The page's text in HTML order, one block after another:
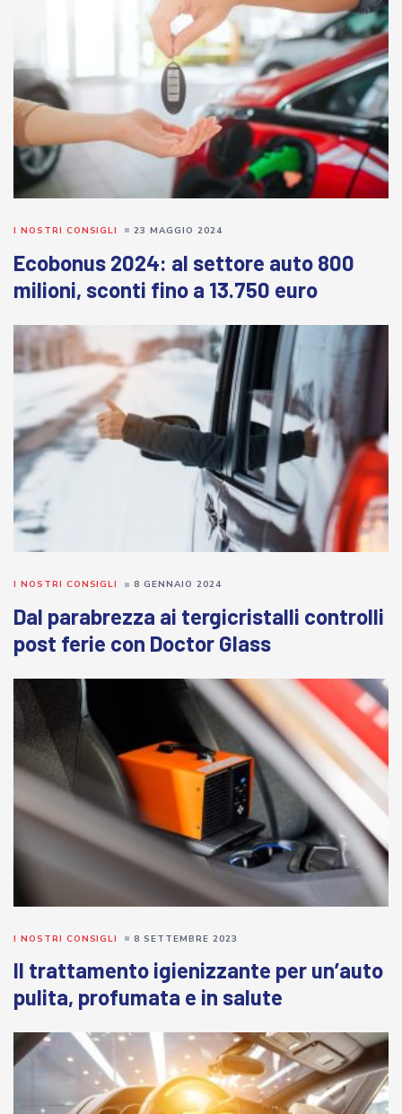
Ecobonus 2024: al settore auto 800
milioni, sconti fino a 13.750 euro
I NOSTRI CONSIGLI 23 MAGGIO 2024
Dal parabrezza ai tergicristalli controlli
post ferie con Doctor Glass
I NOSTRI CONSIGLI 8 GENNAIO 2024
Il trattamento igienizzante per un’auto
pulita, profumata e in salute
I NOSTRI CONSIGLI 8 SETTEMBRE 2023